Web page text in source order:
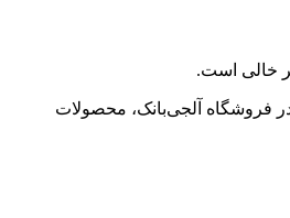
خالی است.
فروشگاه آلجی‌بانک، محصولات